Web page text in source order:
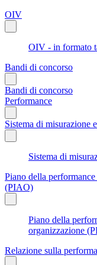
OIV
OIV - in formato
Bandi di concorso
Bandi di concorso
Performance
Sistema di misurazione
Sistema di
Piano della
(PIAO)
Piano della
organizzazione
Relazione sulla